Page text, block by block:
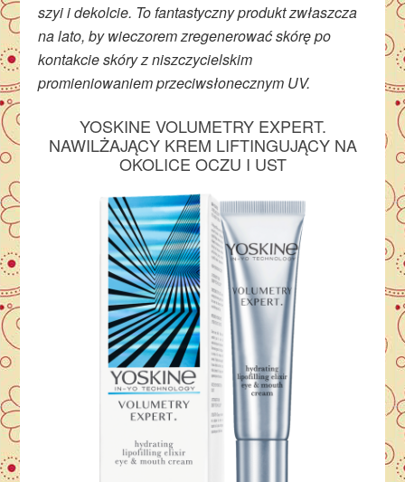
szyi i dekolcie. To fantastyczny produkt zwłaszcza
na lato, by wieczorem zregenerować skórę po
kontakcie skóry z niszczycielskim
promieniowaniem przeciwsłonecznym UV.
YOSKINE VOLUMETRY EXPERT.
NAWILŻAJĄCY KREM LIFTINGUJĄCY NA
OKOLICE OCZU I UST